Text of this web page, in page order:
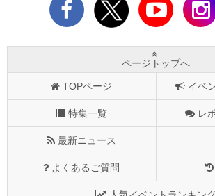
ページトップへ
TOPページ イベ
特集一覧 レ
最新ニュース
よくあるご質問